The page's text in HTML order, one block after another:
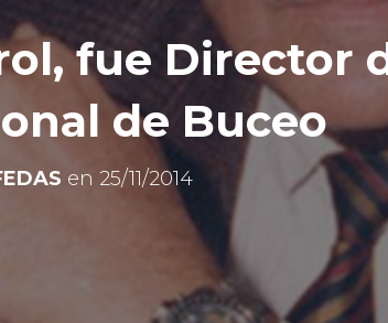
fue Director
de Buceo
en 25/11/2014